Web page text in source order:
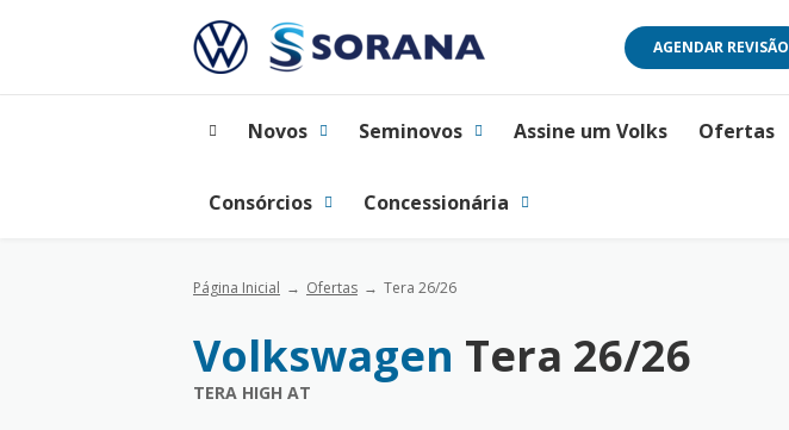
AGENDAR REVISÃO
Novos Seminovos Assine um Volks Ofertas
Consórcios Concessionária
Página Inicial Ofertas Tera 26/26
Volkswagen Tera 26/26
TERA HIGH AT